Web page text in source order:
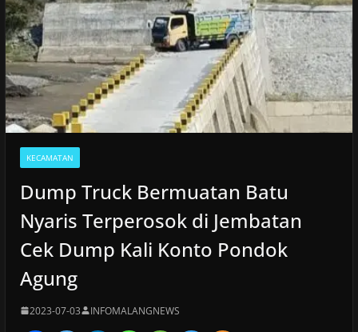
KECAMATAN
Dump Truck Bermuatan Batu
Nyaris Terperosok di Jembatan
Cek Dump Kali Konto Pondok
Agung
2023-07-03 INFOMALANGNEWS